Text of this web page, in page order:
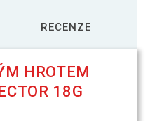
RECENZE
HROTEM
18G